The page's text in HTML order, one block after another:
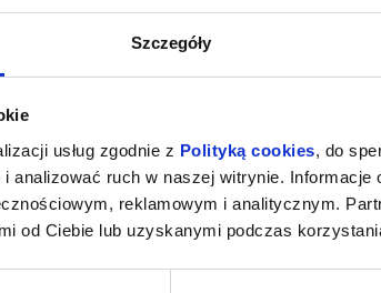
Szczegóły
usług zgodnie z Polityką cookies, do
i analizować ruch w naszej witrynie.
reklamowym i analitycznym.
od Ciebie lub uzyskanymi podczas
kup bilet